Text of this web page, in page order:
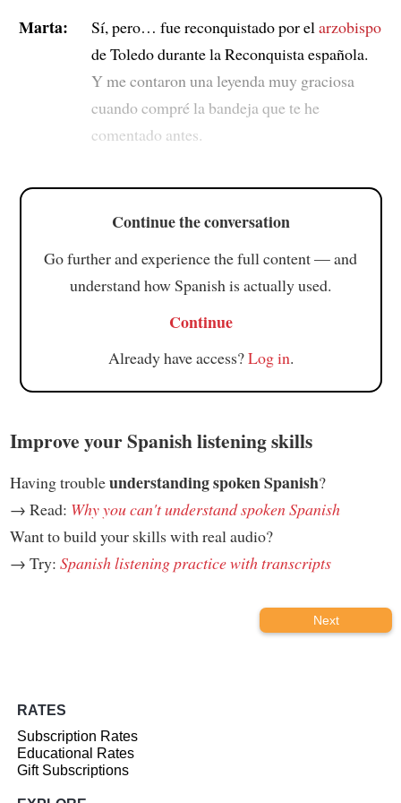
Marta: Sí, pero… fue reconquistado por el arzobispo
de Toledo durante la Reconquista española.
Y me contaron una leyenda muy graciosa
cuando compré la bandeja que te he
comentado antes.
Continue the conversation
Go further and experience the full content — and
understand how Spanish is actually used.
Continue
Already have access?Log in.
Improve your Spanish listening skills
Having troubleunderstanding spoken Spanish?
→ Read: Why you can't understand spoken Spanish
Want to build your skills with real audio?
→ Try: Spanish listening practice with transcripts
Next
RATES
Subscription Rates
Educational Rates
Gift Subscriptions